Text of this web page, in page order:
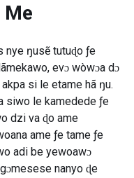
Me
ŋusẽ tutuɖo ƒe
evɔ wòwɔa dɔ
si le etame hã ŋu.
siwo le kamedede ƒe
dzi va ɖo ame
ame ƒe tame ƒe
adi be yewoawɔ
nanyo ɖe